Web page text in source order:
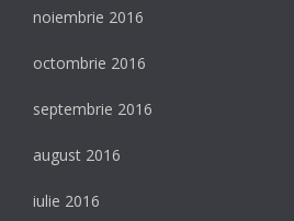
noiembrie 2016
octombrie 2016
septembrie 2016
august 2016
iulie 2016